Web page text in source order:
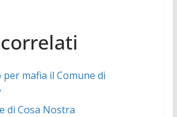
per mafia il Comune di
di Cosa Nostra